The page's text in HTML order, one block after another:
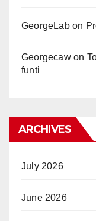
GeorgeLabon
Georgecawon
funti
ARCHIVES
July 2026
June 2026